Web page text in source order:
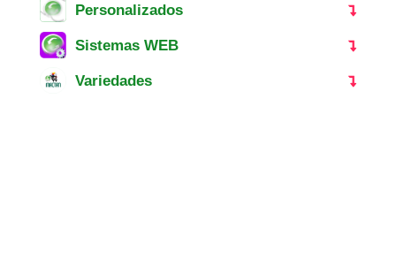
Personalizados
Sistemas WEB
Variedades